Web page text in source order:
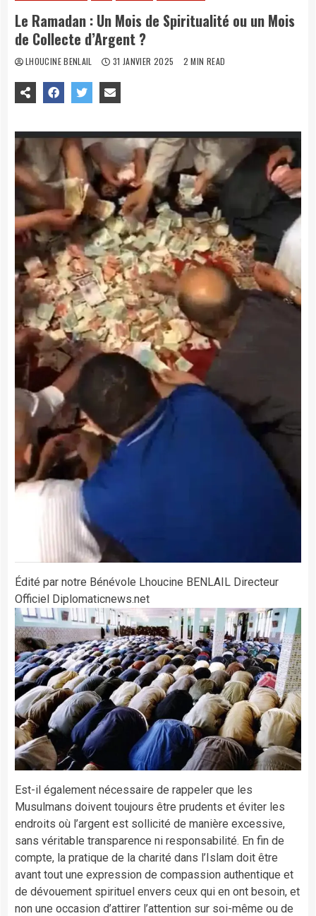
Le Ramadan : Un Mois de Spiritualité ou un Mois
de Collecte d’Argent ?
LHOUCINE BENLAIL 31 JANVIER 2025 2 MIN READ
Édité par notre Bénévole Lhoucine BENLAIL Directeur
Officiel Diplomaticnews.net
Est-il également nécessaire de rappeler que les
Musulmans doivent toujours être prudents et éviter les
endroits où l’argent est sollicité de manière excessive,
sans véritable transparence ni responsabilité. En fin de
compte, la pratique de la charité dans l’Islam doit être
avant tout une expression de compassion authentique et
de dévouement spirituel envers ceux qui en ont besoin, et
non une occasion d’attirer l’attention sur soi-même ou de